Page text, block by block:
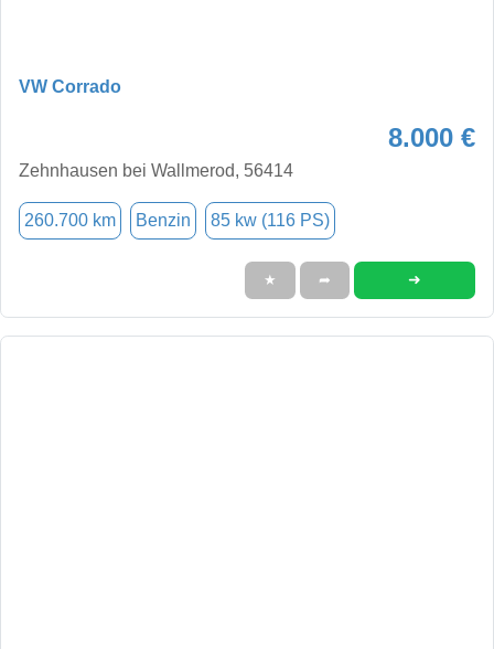
VW Corrado
8.000 €
Zehnhausen bei Wallmerod, 56414
260.700 km Benzin 85 kw (116 PS)
★ ➦ ➜